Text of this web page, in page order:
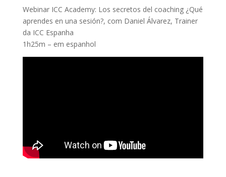
Webinar ICC Academy: Los secretos del coaching ¿Qué
aprendes en una sesión?, com Daniel Álvarez, Trainer
da ICC Espanha
1h25m – em espanhol